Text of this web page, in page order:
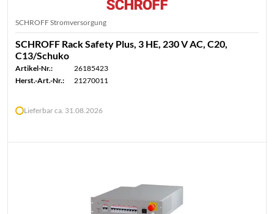
SCHROFF Stromversorgung
SCHROFF Rack Safety Plus, 3 HE, 230 V AC, C20,
C13/Schuko
Artikel-Nr.:
26185423
Herst.-Art.-Nr.:
21270011
Lieferbar ca. 31.08.2026